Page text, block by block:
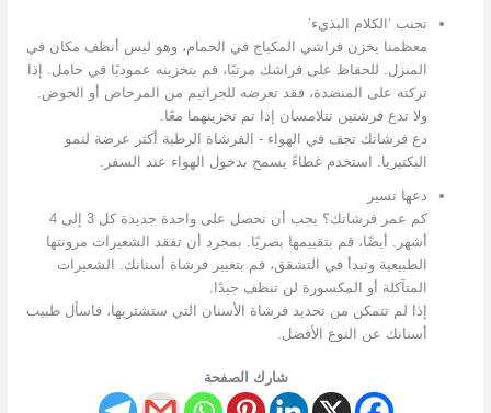
تجنب ‘الكلام البذيء’
معظمنا يخزن فراشي المكياج في الحمام، وهو ليس أنظف مكان في
المنزل. للحفاظ على فراشك مرتبًا، قم بتخزينه عموديًا في حامل. إذا
تركته على المنضدة، فقد تعرضه للجراثيم من المرحاض أو الحوض.
ولا تدع فرشتين تتلامسان إذا تم تخزينهما معًا.
دع فرشاتك تجف في الهواء - الفرشاة الرطبة أكثر عرضة لنمو
البكتيريا. استخدم غطاءً يسمح بدخول الهواء عند السفر.
دعها تسير
كم عمر فرشاتك؟ يجب أن تحصل على واحدة جديدة كل 3 إلى 4
أشهر. أيضًا، قم بتقييمها بصريًا. بمجرد أن تفقد الشعيرات مرونتها
الطبيعية وتبدأ في التشقق، قم بتغيير فرشاة أسنانك. الشعيرات
المتآكلة أو المكسورة لن تنظف جيدًا.
إذا لم تتمكن من تحديد فرشاة الأسنان التي ستشتريها، فاسأل طبيب
أسنانك عن النوع الأفضل.
شارك الصفحة